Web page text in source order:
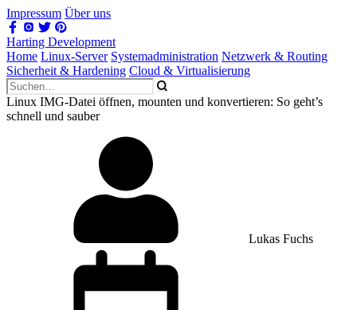
Impressum Über uns
Harting Development
Home Linux-Server Systemadministration Netzwerk & Routing
Sicherheit & Hardening Cloud & Virtualisierung
Linux IMG-Datei öffnen, mounten und konvertieren: So geht’s
schnell und sauber
Lukas Fuchs